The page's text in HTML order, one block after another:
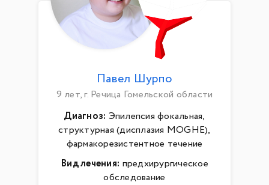
Павел Шурпо
9 лет, г. Речица Гомельской области
Диагноз: Эпилепсия фокальная,
структурная (дисплазия MOGHE),
фармакорезистентное течение
Вид лечения: предхирургическое
обследование